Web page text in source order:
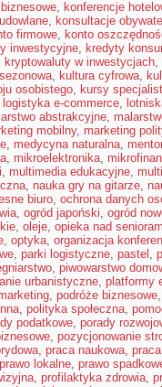
, konferencje
, konsultacje
firmowe, konto
inwestycyjne, kredyty
kryptowaluty w inwestycjach,
, kultura cyfrowa,
osobistego, kursy
logistyka e-commerce,
abstrakcyjne,
mobilny, marketing
, medycyna naturalna,
, mikroelektronika,
, multimedia edukacyjne,
, nauka gry na gitarze,
biuro, ochrona danych
, ogród japoński, ogród
, oleje, opieka nad
, optyka, organizacja
, parki logistyczne, pastel ,
, piwowarstwo
urbanistyczne, platformy
, podróże biznesowe,
, polityka społeczna,
podatkowe, porady
, pozycjonowanie
, praca naukowa,
prawo lokalne, prawo
, profilaktyka zdrowia,